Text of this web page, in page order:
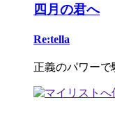
四月の君へ
Re:tella
正義のパワーで